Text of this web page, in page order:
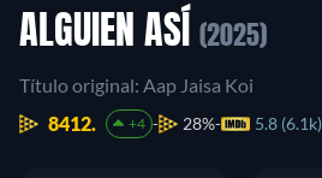
ALGUIEN ASÍ (2025)
Título original: Aap Jaisa Koi
8412.
+4 28% 5.8 (6.1k)